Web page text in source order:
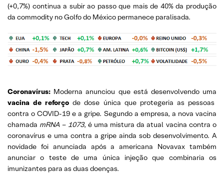
(+0,7%) continua a subir ao passo que mais de 40% da produção
da commodity no Golfo do México permanece paralisada.
Coronavírus: Moderna anunciou que está desenvolvendo uma
vacina de reforço de dose única que protegeria as pessoas
contra o COVID-19 e a gripe. Segundo a empresa, a nova vacina
chamada mRNA – 1073, é uma mistura da atual vacina contra o
coronavírus e uma contra a gripe ainda sob desenvolvimento. A
novidade foi anunciada após a americana Novavax também
anunciar o teste de uma única injeção que combinaria os
imunizantes para as duas doenças.